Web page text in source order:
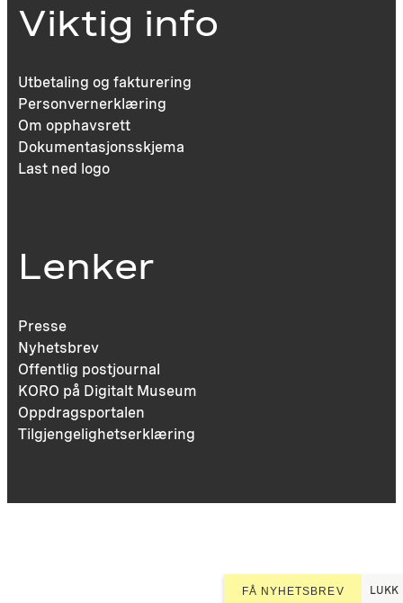
Viktig info
Utbetaling og fakturering
Personvernerklæring
Om opphavsrett
Dokumentasjonsskjema
Last ned logo
Lenker
Presse
Nyhetsbrev
Offentlig postjournal
KORO på Digitalt Museum
Oppdragsportalen
Tilgjengelighetserklæring
FÅ NYHETSBREV LUKK